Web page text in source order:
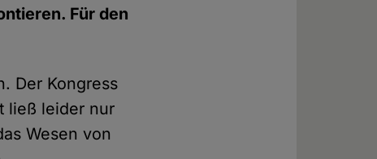
Für den
Der Kongress
ließ leider nur
Wesen von